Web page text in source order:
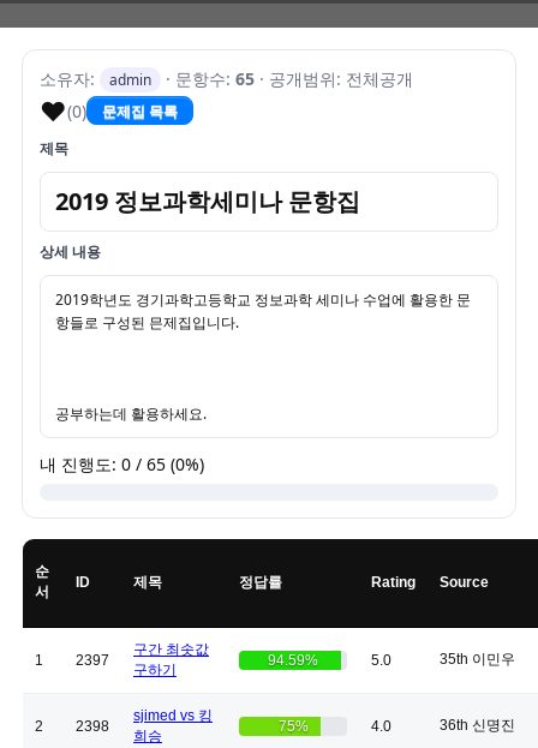
소유자: admin · 문항수: 65 · 공개범위: 전체공개
♥(0)
문제집 목록
제목
2019 정보과학세미나 문항집
상세 내용
2019학년도 경기과학고등학교 정보과학 세미나 수업에 활용한 문
항들로 구성된 믄제집입니다.
공부하는데 활용하세요.
내 진행도: 0 / 65 (0%)
순
서
ID 제목 정답률 Rating Source
1 2397
구간 최솟값
구하기
94.59% 5.0 35th 이민우
2 2398
sjimed vs 킹
희승
75% 4.0 36th 신명진